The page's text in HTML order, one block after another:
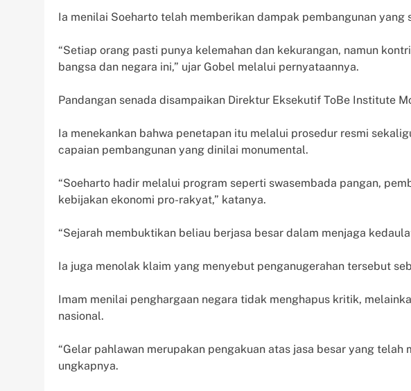
Ia menilai Soeharto telah memberikan dampak pembangunan
“Setiap orang pasti punya kelemahan dan kekurangan, namun
bangsa dan negara ini,” ujar Gobel melalui pernyataannya.
Pandangan senada disampaikan Direktur Eksekutif ToBe Institute
Ia menekankan bahwa penetapan itu melalui prosedur resmi
capaian pembangunan yang dinilai monumental.
“Soeharto hadir melalui program seperti swasembada pangan,
kebijakan ekonomi pro-rakyat,” katanya.
“Sejarah membuktikan beliau berjasa besar dalam menjaga
Ia juga menolak klaim yang menyebut penganugerahan tersebut
Imam menilai penghargaan negara tidak menghapus kritik,
nasional.
“Gelar pahlawan merupakan pengakuan atas jasa besar yang telah
ungkapnya.